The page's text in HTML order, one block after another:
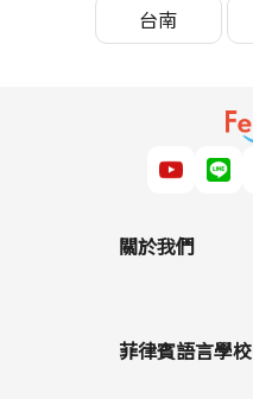
台南
關於我們
服務流程
雙國遊學
菲律賓語言學校